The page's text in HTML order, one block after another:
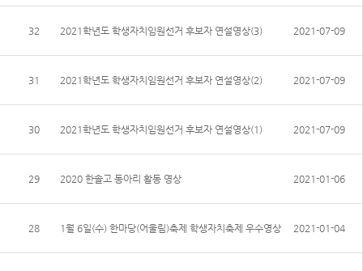
32 2021학년도 학생자치임원선거 후보자 연설영상(3) 2021-07-09
31 2021학년도 학생자치임원선거 후보자 연설영상(2) 2021-07-09
30 2021학년도 학생자치임원선거 후보자 연설영상(1) 2021-07-09
29 2020 한솔고 동아리 활동 영상 2021-01-06
28 1월 6일(수) 한마당(어울림)축제 학생자치축제 우수영상 2021-01-04